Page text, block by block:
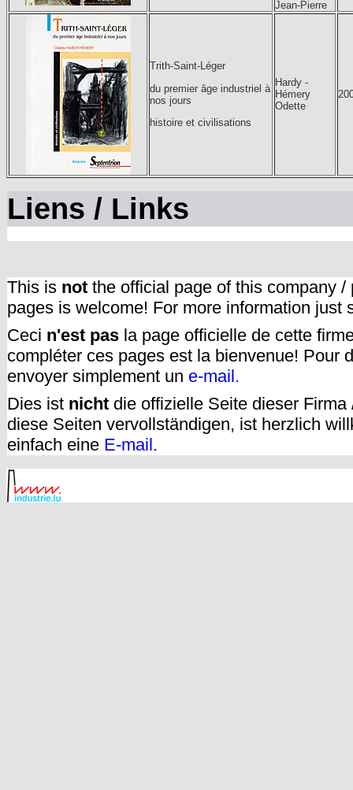
Jean-Pierre
Trith-Saint-Léger
du premier âge industriel à
nos jours
histoire et civilisations
Hardy -
Hémery
Odette
Liens / Links
This is not the official page of this company
pages is welcome! For more information just
Ceci n'est pas la page officielle de cette
compléter ces pages est la bienvenue! Pour
envoyer simplement un e-mail.
Dies ist nicht die offizielle Seite dieser
diese Seiten vervollständigen, ist herzlich
einfach eine E-mail .